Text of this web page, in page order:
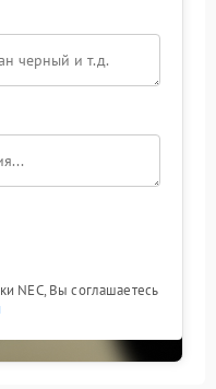
NEC, Вы соглашаетесь